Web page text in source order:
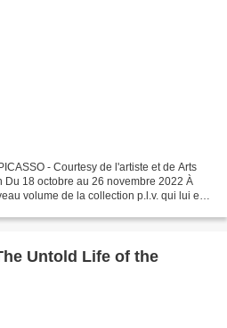
- Courtesy de l'artiste et de Arts
Du 18 octobre au 26 novembre 2022 À
volume de la collection p.l.v. qui lui est
Untold Life of the